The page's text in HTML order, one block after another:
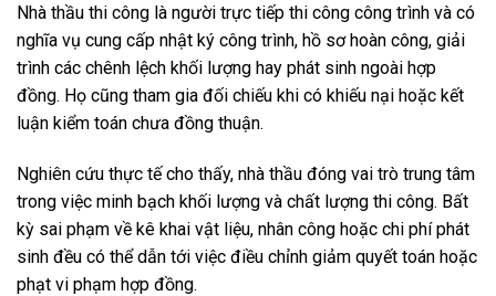
Nhà thầu thi công là người trực tiếp thi công công trình và có
nghĩa vụ cung cấp nhật ký công trình, hồ sơ hoàn công, giải
trình các chênh lệch khối lượng hay phát sinh ngoài hợp
đồng. Họ cũng tham gia đối chiếu khi có khiếu nại hoặc kết
luận kiểm toán chưa đồng thuận.
Nghiên cứu thực tế cho thấy, nhà thầu đóng vai trò trung tâm
trong việc minh bạch khối lượng và chất lượng thi công. Bất
kỳ sai phạm về kê khai vật liệu, nhân công hoặc chi phí phát
sinh đều có thể dẫn tới việc điều chỉnh giảm quyết toán hoặc
phạt vi phạm hợp đồng.